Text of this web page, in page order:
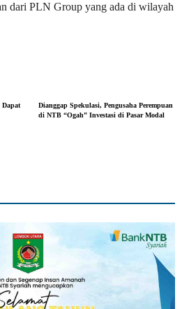
dari PLN Group yang ada di wilayah
Dapat
Dianggap Spekulasi, Pengusaha Perempuan
di NTB “Ogah” Investasi di Pasar Modal